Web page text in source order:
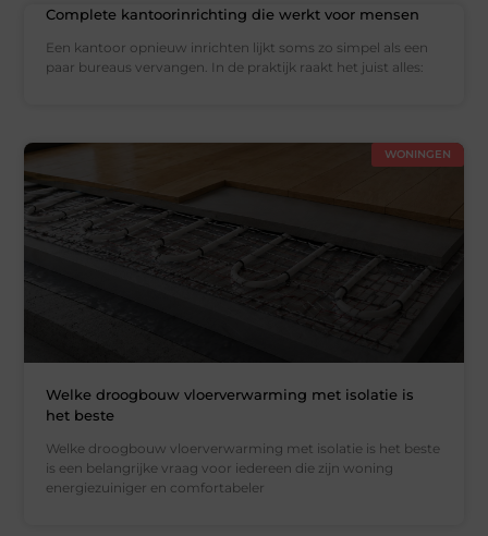
Complete kantoorinrichting die werkt voor mensen
Een kantoor opnieuw inrichten lijkt soms zo simpel als een
paar bureaus vervangen. In de praktijk raakt het juist alles:
WONINGEN
Welke droogbouw vloerverwarming met isolatie is
het beste
Welke droogbouw vloerverwarming met isolatie is het beste
is een belangrijke vraag voor iedereen die zijn woning
energiezuiniger en comfortabeler